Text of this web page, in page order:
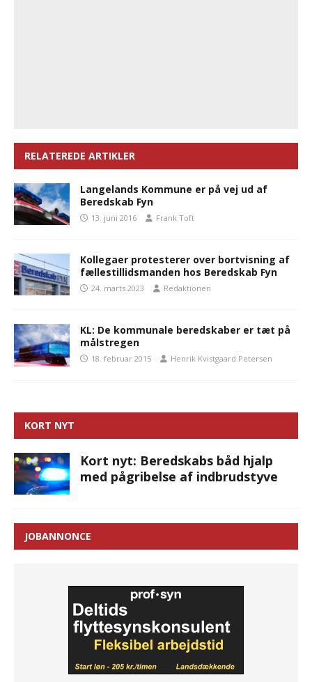
RELATEREDE ARTIKLER
Langelands Kommune er på vej ud af
Beredskab Fyn
13. juni 2016 Frank Toft
Kollegaer protesterer over bortvisning af
fællestillidsmanden hos Beredskab Fyn
24. marts 2023 Redaktionen
KL: De kommunale beredskaber er tæt på
målstregen
18. februar 2015 Henrik Kvistgaard Petersen
KORT NYT
Kort nyt: Beredskabs båd hjalp
med pågribelse af indbrudstyve
JOBANNONCE